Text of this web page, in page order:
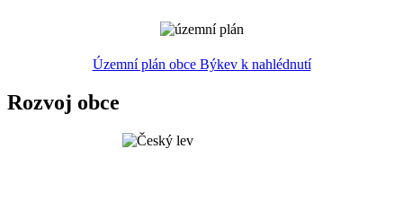
Územní plán obce Býkev k nahlédnutí
Rozvoj obce